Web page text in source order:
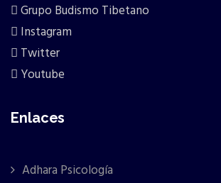
Grupo Budismo Tibetano
Instagram
Twitter
Youtube
Enlaces
Adhara Psicología